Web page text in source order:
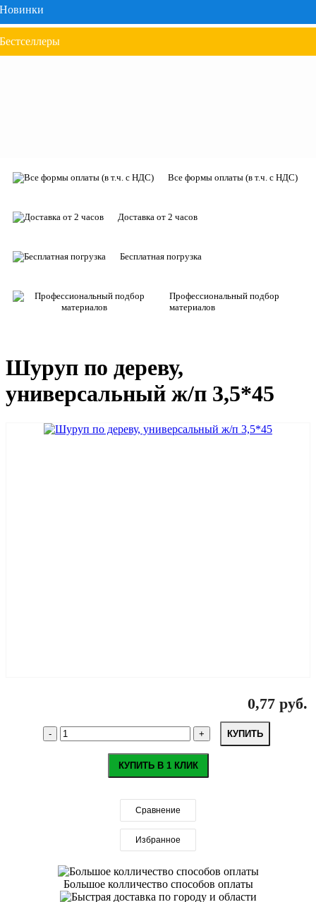
Новинки
Бестселлеры
Все формы оплаты (в т.ч. с НДС)
Доставка от 2 часов
Бесплатная погрузка
Профессиональный подбор
материалов
Шуруп по дереву,
универсальный ж/п 3,5*45
0,77 руб.
КУПИТЬ
КУПИТЬ В 1 КЛИК
Сравнение
Избранное
Большое колличество способов оплаты